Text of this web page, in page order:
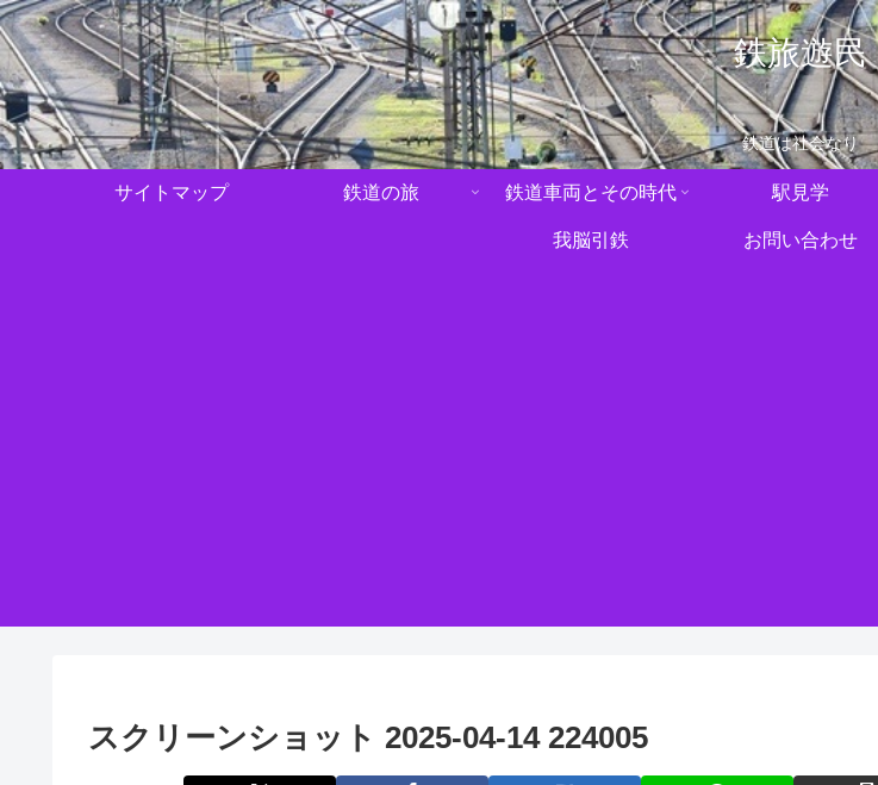
鉄旅遊民
鉄道は社会なり
サイトマップ 鉄道の旅 鉄道車両とその時代 駅見学
我脳引鉄 お問い合わせ
スクリーンショット 2025-04-14 224005